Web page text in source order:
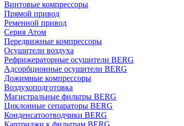
Винтовые компрессоры
Прямой привод
Ременной привод
Серия Атом
Передвижные компрессоры
Осушители воздуха
Рефрижераторные осушители BERG
Адсорбционные осушители BERG
Дожимные компрессоры
Воздухоподготовка
Магистральные фильтры BERG
Циклонные сепараторы BERG
Конденсатоотводчики BERG
Картриджи к фильтрам BERG